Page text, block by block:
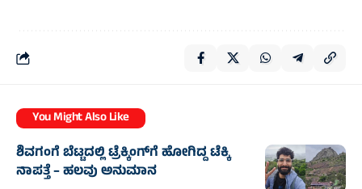
You Might Also Like
ಶಿವಗಂಗೆ ಬೆಟ್ಟದಲ್ಲಿ ಟ್ರೆಕ್ಕಿಂಗ್‌ಗೆ ಹೋಗಿದ್ದ ಟೆಕ್ಕಿ
ನಾಪತ್ತೆ – ಹಲವು ಅನುಮಾನ